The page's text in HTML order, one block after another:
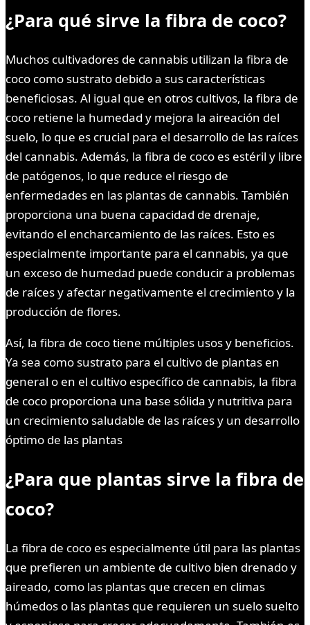
¿Para qué sirve la fibra de coco?
Muchos cultivadores de cannabis utilizan la fibra de
coco como sustrato debido a sus características
beneficiosas. Al igual que en otros cultivos, la fibra de
coco retiene la humedad y mejora la aireación del
suelo, lo que es crucial para el desarrollo de las raíces
del cannabis. Además, la fibra de coco es estéril y libre
de patógenos, lo que reduce el riesgo de
enfermedades en las plantas de cannabis. También
proporciona una buena capacidad de drenaje,
evitando el encharcamiento de las raíces. Esto es
especialmente importante para el cannabis, ya que
un exceso de humedad puede conducir a problemas
de raíces y afectar negativamente el crecimiento y la
producción de flores.
Así, la fibra de coco tiene múltiples usos y beneficios.
Ya sea como sustrato para el cultivo de plantas en
general o en el cultivo específico de cannabis, la fibra
de coco proporciona una base sólida y nutritiva para
un crecimiento saludable de las raíces y un desarrollo
óptimo de las plantas
¿Para que plantas sirve la fibra de
coco?
La fibra de coco es especialmente útil para las plantas
que prefieren un ambiente de cultivo bien drenado y
aireado, como las plantas que crecen en climas
húmedos o las plantas que requieren un suelo suelto